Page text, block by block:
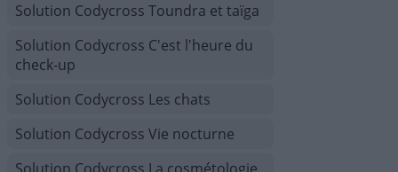
Solution Codycross Toundra et taïga
Solution Codycross C'est l'heure du
check-up
Solution Codycross Les chats
Solution Codycross Vie nocturne